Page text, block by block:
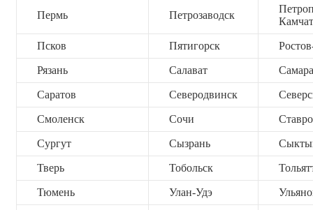
Пермь Петрозаводск
Псков Пятигорск
Рязань Салават Самара
Саратов Северодвинск
Смоленск Сочи
Сургут Сызрань
Тверь Тобольск
Тюмень Улан-Удэ